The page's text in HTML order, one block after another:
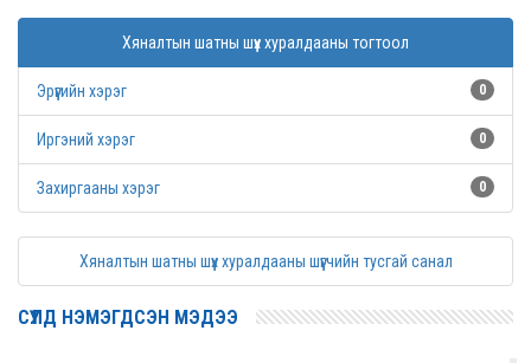
Хяналтын шатны шүүх хуралдааны тогтоол
Эрүүгийн хэрэг 0
Иргэний хэрэг 0
Захиргааны хэрэг 0
Хяналтын шатны шүүх хуралдааны шүүгчийн тусгай санал
СҮҮЛД НЭМЭГДСЭН МЭДЭЭ